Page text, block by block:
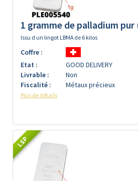
1 gramme de palladium pur
Issu d un lingot LBMA de 6 kilos
Coffre :
Etat :
GOOD DELIVERY
Livrable :
Non
Fiscalité :
Métaux précieux
Plus de détails
LSP